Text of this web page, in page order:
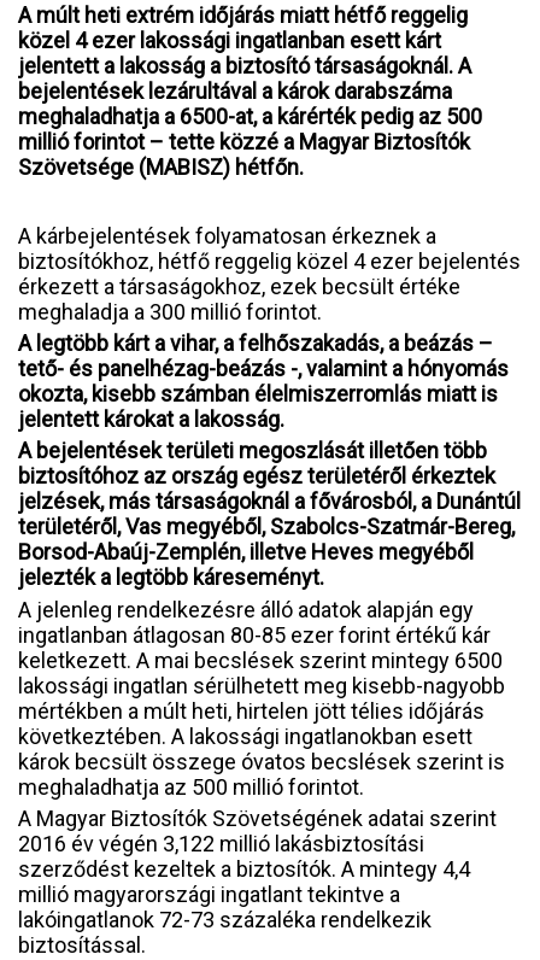
A múlt heti extrém időjárás miatt hétfő reggelig
közel 4 ezer lakossági ingatlanban esett kárt
jelentett a lakosság a biztosító társaságoknál. A
bejelentések lezárultával a károk darabszáma
meghaladhatja a 6500-at, a kárérték pedig az 500
millió forintot – tette közzé a Magyar Biztosítók
Szövetsége (MABISZ) hétfőn.
A kárbejelentések folyamatosan érkeznek a
biztosítókhoz, hétfő reggelig közel 4 ezer bejelentés
érkezett a társaságokhoz, ezek becsült értéke
meghaladja a 300 millió forintot.
A legtöbb kárt a vihar, a felhőszakadás, a beázás –
tető- és panelhézag-beázás -, valamint a hónyomás
okozta, kisebb számban élelmiszerromlás miatt is
jelentett károkat a lakosság.
A bejelentések területi megoszlását illetően több
biztosítóhoz az ország egész területéről érkeztek
jelzések, más társaságoknál a fővárosból, a Dunántúl
területéről, Vas megyéből, Szabolcs-Szatmár-Bereg,
Borsod-Abaúj-Zemplén, illetve Heves megyéből
jelezték a legtöbb káreseményt.
A jelenleg rendelkezésre álló adatok alapján egy
ingatlanban átlagosan 80-85 ezer forint értékű kár
keletkezett. A mai becslések szerint mintegy 6500
lakossági ingatlan sérülhetett meg kisebb-nagyobb
mértékben a múlt heti, hirtelen jött télies időjárás
következtében. A lakossági ingatlanokban esett
károk becsült összege óvatos becslések szerint is
meghaladhatja az 500 millió forintot.
A Magyar Biztosítók Szövetségének adatai szerint
2016 év végén 3,122 millió lakásbiztosítási
szerződést kezeltek a biztosítók. A mintegy 4,4
millió magyarországi ingatlant tekintve a
lakóingatlanok 72-73 százaléka rendelkezik
biztosítással.